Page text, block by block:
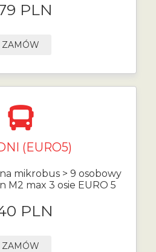
PLN
ZAMÓW
(EURO5)
mikrobus > 9 osobowy
M2 max 3 osie EURO 5
PLN
ZAMÓW